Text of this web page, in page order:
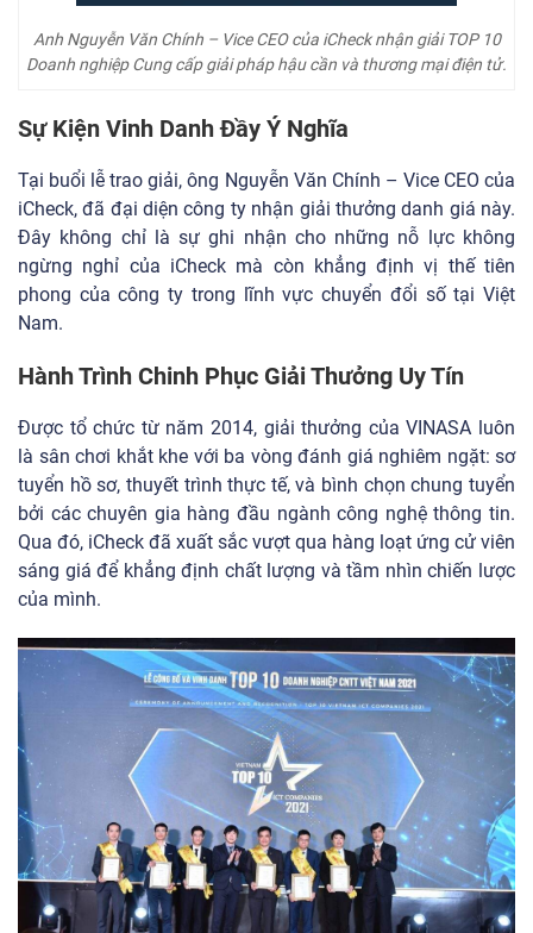
Anh Nguyễn Văn Chính – Vice CEO của iCheck nhận giải TOP 10
Doanh nghiệp Cung cấp giải pháp hậu cần và thương mại điện tử.
Sự Kiện Vinh Danh Đầy Ý Nghĩa
Tại buổi lễ trao giải, ông Nguyễn Văn Chính – Vice CEO của
iCheck, đã đại diện công ty nhận giải thưởng danh giá này.
Đây không chỉ là sự ghi nhận cho những nỗ lực không
ngừng nghỉ của iCheck mà còn khẳng định vị thế tiên
phong của công ty trong lĩnh vực chuyển đổi số tại Việt
Nam.
Hành Trình Chinh Phục Giải Thưởng Uy Tín
Được tổ chức từ năm 2014, giải thưởng của VINASA luôn
là sân chơi khắt khe với ba vòng đánh giá nghiêm ngặt: sơ
tuyển hồ sơ, thuyết trình thực tế, và bình chọn chung tuyển
bởi các chuyên gia hàng đầu ngành công nghệ thông tin.
Qua đó, iCheck đã xuất sắc vượt qua hàng loạt ứng cử viên
sáng giá để khẳng định chất lượng và tầm nhìn chiến lược
của mình.